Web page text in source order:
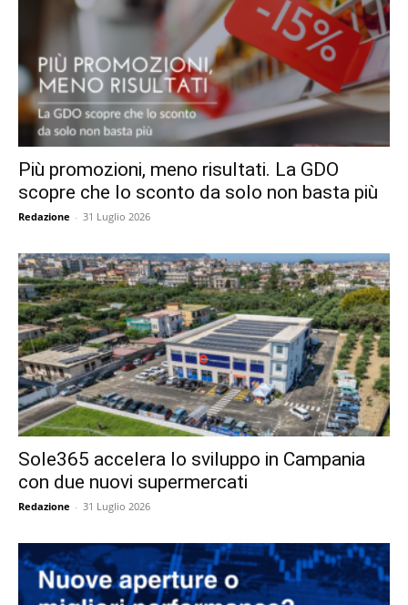
Più promozioni, meno risultati. La GDO
scopre che lo sconto da solo non basta più
Redazione - 31 Luglio 2026
Sole365 accelera lo sviluppo in Campania
con due nuovi supermercati
Redazione - 31 Luglio 2026